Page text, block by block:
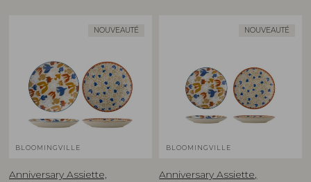
NOUVEAUTÉ
BLOOMINGVILLE
Anniversary Assiette,
NOUVEAUTÉ
BLOOMINGVILLE
Anniversary Assiette,